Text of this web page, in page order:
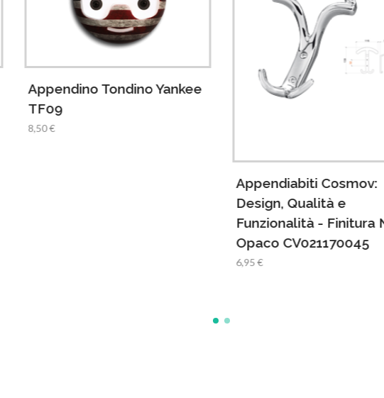
Appendino Tondino Yankee
TF09
8,50 €
Appendiabiti Cosmov:
Design, Qualità e
Funzionalità - Finitura
Opaco CV021170045
6,95 €